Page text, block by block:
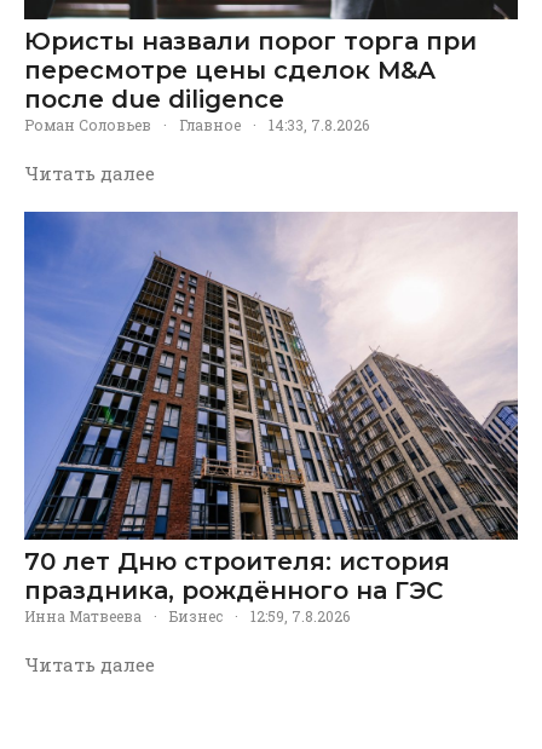
Юристы назвали порог торга при
пересмотре цены сделок M&A
после due diligence
Роман Соловьев · Главное · 14:33, 7.8.2026
Читать далее
70 лет Дню строителя: история
праздника, рождённого на ГЭС
Инна Матвеева · Бизнес · 12:59, 7.8.2026
Читать далее